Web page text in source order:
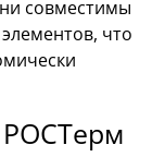
совместимы
что